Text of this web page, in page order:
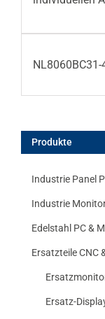
NL8060BC31-
Produkte
Industrie Panel
Industrie
Edelstahl PC &
Ersatzteile CNC
Ersatz-